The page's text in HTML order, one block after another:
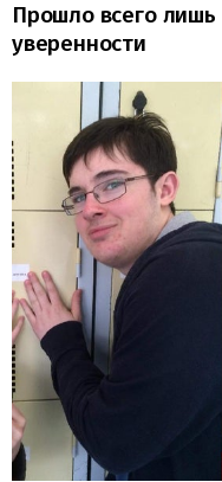
Прошло всего лишь
уверенности